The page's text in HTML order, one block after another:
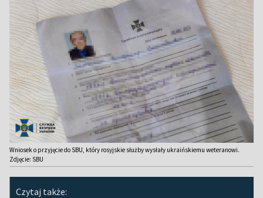
Wniosek o przyjęcie do SBU, który rosyjskie służby wysłały ukraińskiemu weteranowi.
Zdjęcie: SBU
Czytaj także: